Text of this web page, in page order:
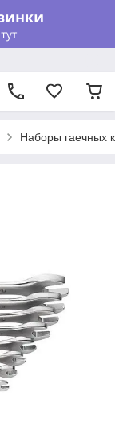
Наборы гаечных